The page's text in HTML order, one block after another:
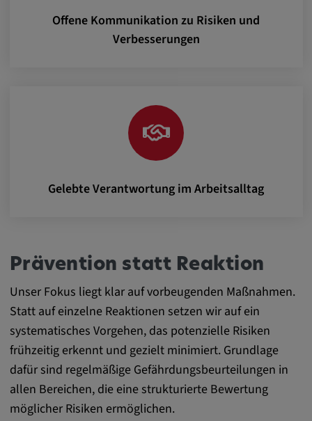
Offene Kommunikation zu Risiken und
Verbesserungen
Gelebte Verantwortung im Arbeitsalltag
Prävention statt Reaktion
Unser Fokus liegt klar auf vorbeugenden Maßnahmen.
Statt auf einzelne Reaktionen setzen wir auf ein
systematisches Vorgehen, das potenzielle Risiken
frühzeitig erkennt und gezielt minimiert. Grundlage
dafür sind regelmäßige Gefährdungsbeurteilungen in
allen Bereichen, die eine strukturierte Bewertung
möglicher Risiken ermöglichen.